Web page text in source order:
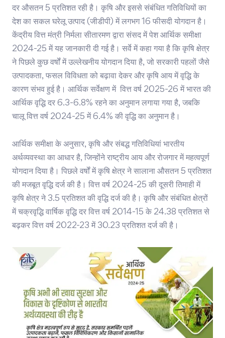
दर औसतन 5 प्रतिशत रही है। कृषि और इससे संबंधित गतिविधियों का
देश का सकल घरेलू उत्पाद (जीडीपी) में लगभग 16 फीसदी योगदान है।
केंद्रीय वित्त मंत्री निर्मला सीतारमण द्वारा संसद में पेश आर्थिक समीक्षा
2024-25 में यह जानकारी दी गई है। सर्वे में कहा गया है कि कृषि क्षेत्र
ने पिछले कुछ वर्षों में उल्लेखनीय योगदान दिया है, जो सरकारी पहलों जैसे
उत्पादकता, फसल विविधता को बढ़ावा देकर और कृषि आय में वृद्धि के
कारण संभव हुई है। आर्थिक सर्वेक्षण में वित्त वर्ष 2025-26 में भारत की
आर्थिक वृद्धि दर 6.3-6.8% रहने का अनुमान लगाया गया है, जबकि
चालू वित्त वर्ष 2024-25 में 6.4% की वृद्धि का अनुमान है।
आर्थिक समीक्षा के अनुसार, कृषि और संबद्ध गतिविधियां भारतीय
अर्थव्यवस्था का आधार है, जिन्होंने राष्ट्रीय आय और रोजगार में महत्वपूर्ण
योगदान दिया है। पिछले वर्षों में कृषि क्षेत्र ने सालाना औसतन 5 प्रतिशत
की मजबूत वृद्धि दर्ज की है। वित्त वर्ष 2024-25 की दूसरी तिमाही में
कृषि क्षेत्र ने 3.5 प्रतिशत की वृद्धि दर्ज की है। कृषि और संबंधित क्षेत्रों
में चक्रवृद्धि वार्षिक वृद्धि दर वित्त वर्ष 2014-15 के 24.38 प्रतिशत से
बढ़कर वित्त वर्ष 2022-23 में 30.23 प्रतिशत दर्ज की है।